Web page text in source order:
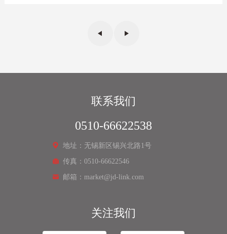
联系我们
0510-66622538
地址：无锡新区锡兴北路1号
传真：0510-66622546
邮箱：market@jd-link.com
关注我们